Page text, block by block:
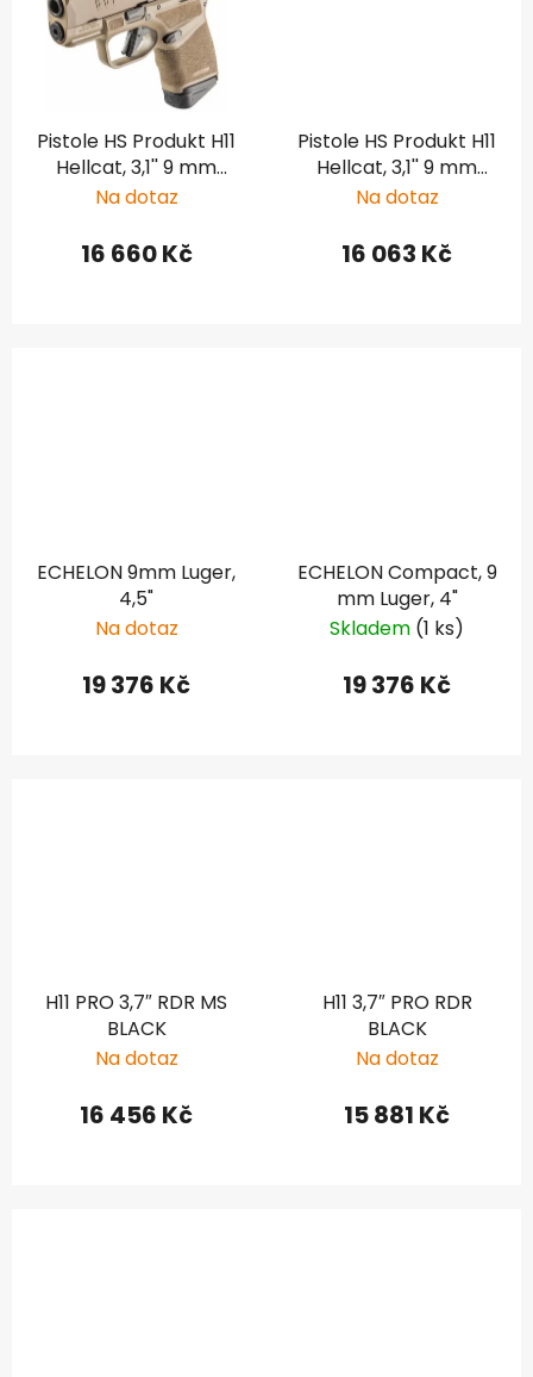
Pistole HS Produkt H11
Hellcat, 3,1'' 9 mm
Luger FDE
Na dotaz
16 660 Kč
Pistole HS Produkt H11
Hellcat, 3,1'' 9 mm
Luger
Na dotaz
16 063 Kč
ECHELON 9mm Luger,
4,5"
Na dotaz
19 376 Kč
ECHELON Compact, 9
mm Luger, 4"
Skladem (1 ks)
19 376 Kč
H11 PRO 3,7″ RDR MS
BLACK
Na dotaz
16 456 Kč
H11 3,7″ PRO RDR
BLACK
Na dotaz
15 881 Kč